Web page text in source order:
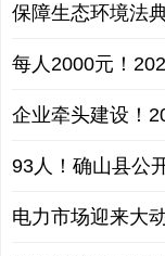
保障生态环境法
每人2000元！
企业牵头建设！
93人！确山县公
电力市场迎来大